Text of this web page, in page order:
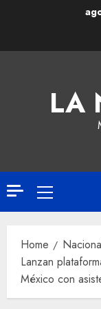
LA
Home
Lanzan
México con